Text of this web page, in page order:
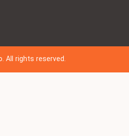
All rights reserved.